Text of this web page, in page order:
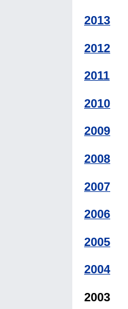
2013
2012
2011
2010
2009
2008
2007
2006
2005
2004
2003